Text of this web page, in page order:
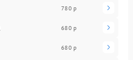
780 р
680 р
680 р